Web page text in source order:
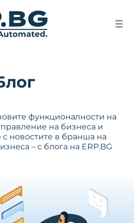
функционалности на
на бизнеса и
с новостите в бранша на
– с блога на ERP.BG